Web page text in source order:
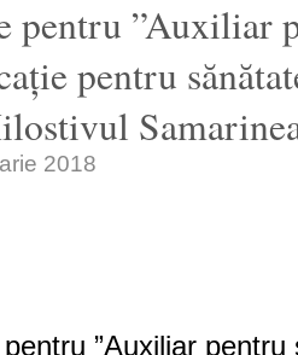
pentru ”Auxiliar
pentru
2018